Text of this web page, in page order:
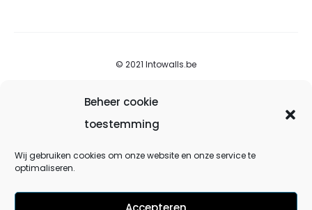
Beheer cookie
toestemming
Wij gebruiken cookies om onze website en onze service te
optimaliseren.
© 2021 Intowalls.be
Over into walls
Contacteer ons
Voorwaarden